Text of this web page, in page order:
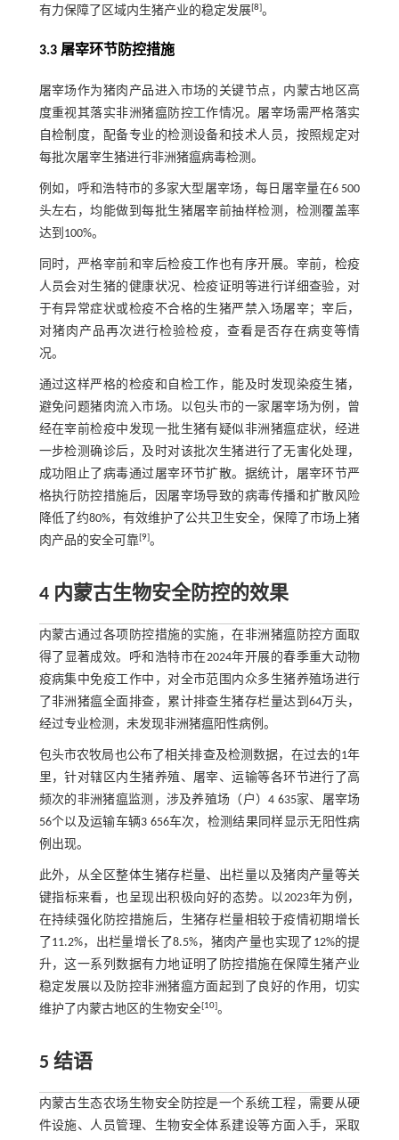
有力保障了区域内生猪产业的稳定发展[8]。
3.3 屠宰环节防控措施
屠宰场作为猪肉产品进入市场的关键节点，内蒙古地区高
度重视其落实非洲猪瘟防控工作情况。屠宰场需严格落实
自检制度，配备专业的检测设备和技术人员，按照规定对
每批次屠宰生猪进行非洲猪瘟病毒检测。
例如，呼和浩特市的多家大型屠宰场，每日屠宰量在6 500
头左右，均能做到每批生猪屠宰前抽样检测，检测覆盖率
达到100%。
同时，严格宰前和宰后检疫工作也有序开展。宰前，检疫
人员会对生猪的健康状况、检疫证明等进行详细查验，对
于有异常症状或检疫不合格的生猪严禁入场屠宰；宰后，
对猪肉产品再次进行检验检疫，查看是否存在病变等情
况。
通过这样严格的检疫和自检工作，能及时发现染疫生猪，
避免问题猪肉流入市场。以包头市的一家屠宰场为例，曾
经在宰前检疫中发现一批生猪有疑似非洲猪瘟症状，经进
一步检测确诊后，及时对该批次生猪进行了无害化处理，
成功阻止了病毒通过屠宰环节扩散。据统计，屠宰环节严
格执行防控措施后，因屠宰场导致的病毒传播和扩散风险
降低了约80%，有效维护了公共卫生安全，保障了市场上猪
肉产品的安全可靠[9]。
4 内蒙古生物安全防控的效果
内蒙古通过各项防控措施的实施，在非洲猪瘟防控方面取
得了显著成效。呼和浩特市在2024年开展的春季重大动物
疫病集中免疫工作中，对全市范围内众多生猪养殖场进行
了非洲猪瘟全面排查，累计排查生猪存栏量达到64万头，
经过专业检测，未发现非洲猪瘟阳性病例。
包头市农牧局也公布了相关排查及检测数据，在过去的1年
里，针对辖区内生猪养殖、屠宰、运输等各环节进行了高
频次的非洲猪瘟监测，涉及养殖场（户）4 635家、屠宰场
56个以及运输车辆3 656车次，检测结果同样显示无阳性病
例出现。
此外，从全区整体生猪存栏量、出栏量以及猪肉产量等关
键指标来看，也呈现出积极向好的态势。以2023年为例，
在持续强化防控措施后，生猪存栏量相较于疫情初期增长
了11.2%，出栏量增长了8.5%，猪肉产量也实现了12%的提
升，这一系列数据有力地证明了防控措施在保障生猪产业
稳定发展以及防控非洲猪瘟方面起到了良好的作用，切实
维护了内蒙古地区的生物安全[10]。
5 结语
内蒙古生态农场生物安全防控是一个系统工程，需要从硬
件设施、人员管理、生物安全体系建设等方面入手，采取